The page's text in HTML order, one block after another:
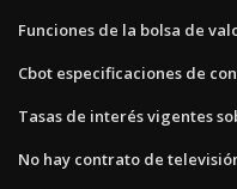
Funciones de la bolsa de
Cbot especificaciones de
Tasas de interés vigentes
No hay contrato de